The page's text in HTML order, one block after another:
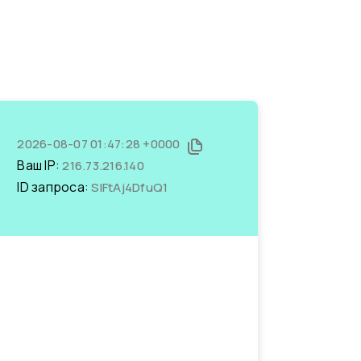
2026-08-07 01:47:28 +0000
Ваш IP:216.73.216.140
ID запроса:SlFtAj4DfuQ1